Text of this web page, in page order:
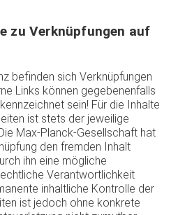
zu Verknüpfungen auf
befinden sich Verknüpfungen
Links können gegebenenfalls
sein! Für die Inhalte
ist stets der jeweilige
Max-Planck-Gesellschaft hat
den fremden Inhalt
ihn eine mögliche
Verantwortlichkeit
inhaltliche Kontrolle der
ist jedoch ohne konkrete